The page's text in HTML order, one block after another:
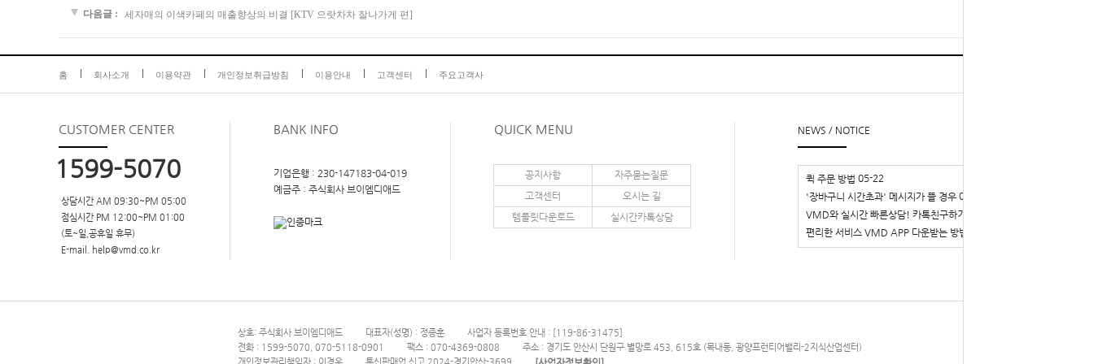
다음글 : 세자매의 이색카페의 매출향상의 비결 [KTV 으랏차차 잘나가게 편]
홈 회사소개 이용약관 개인정보취급방침 이용안내 고객센터 주요고객사
CUSTOMER CENTER
1599-5070
상담시간 AM 09:30~PM 05:00
점심시간 PM 12:00~PM 01:00
(토~일,공휴일 휴무)
E-mail. help@vmd.co.kr
BANK INFO
기업은행 : 230-147183-04-019
예금주 : 주식회사 브이엠디애드
QUICK MENU
공지사항
자주묻는질문
고객센터
오시는 길
템플릿다운로드
실시간카톡상담
NEWS / NOTICE
퀵 주문 방법 05-22
'장바구니 시간초과' 메시지가 뜰 경우 03-29
VMD와 실시간 빠른상담! 카톡친구하기
편리한 서비스 VMD APP 다운받는 방법
상호: 주식회사 브이엠디애드 대표자(성명) : 정종훈
사업자 등록번호 안내 : [119-86-31475]
전화 : 1599-5070, 070-5118-0901
팩스 : 070-4369-0808
주소 : 경기도 안산시 단원구 별망로 453, 615호 (목내동, 광양프런티어밸리-2지식산업센터)
개인정보관리책임자 : 이경우
통신판매업 신고 2024-경기안산-3699